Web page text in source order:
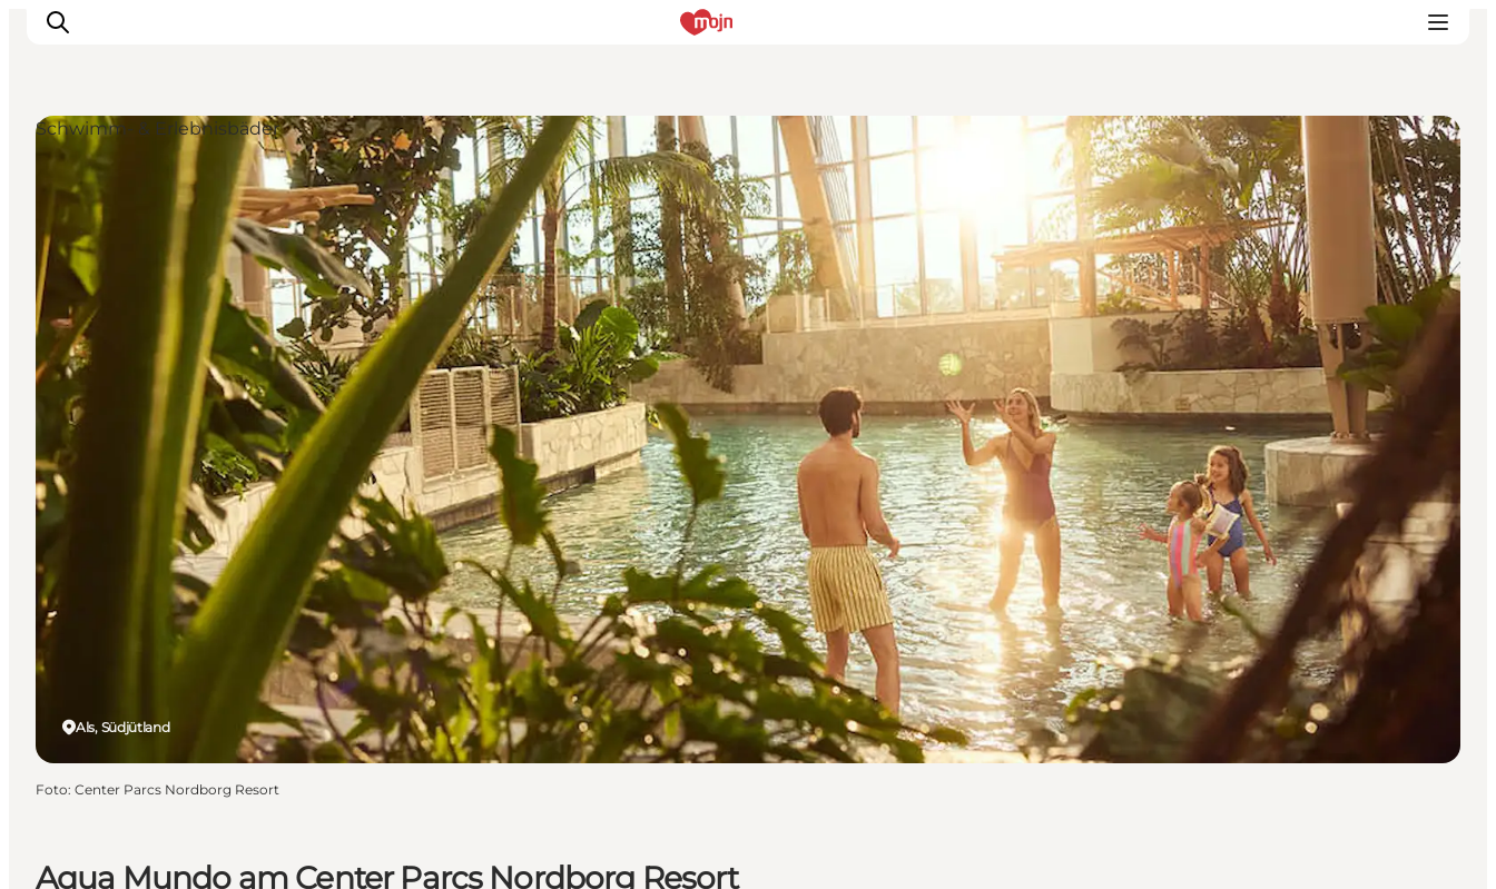
Erlebnisse
Städte und Regionen
Events
Übernachtung
Plane deine Reise
Booking
Aqua Mundo am Center Parcs Nordborg Resort
Als, Südjütland
Schwimm- & Erlebnisbäder
Foto: Center Parcs Nordborg Resort